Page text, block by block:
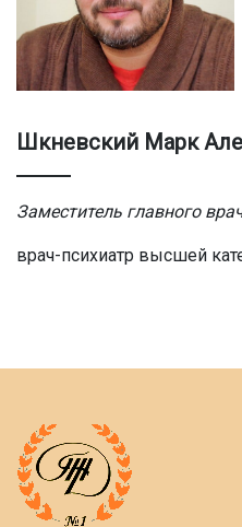
Шкневский Марк
Заместитель главного
врач-психиатр высшей